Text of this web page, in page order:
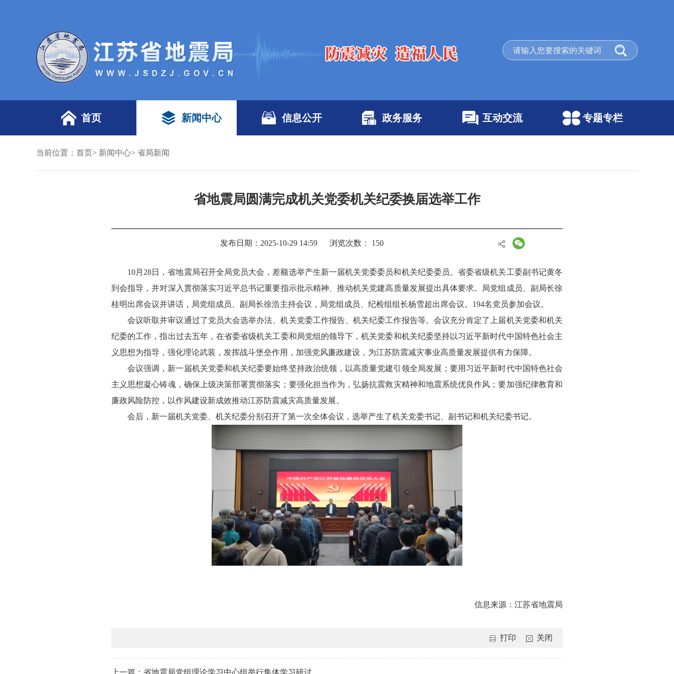
首页 新闻中心 信息公开 政务服务 互动交流 专题专栏
当前位置： 首页> 新闻中心> 省局新闻
省地震局圆满完成机关党委机关纪委换届选举工作
发布日期：2025-10-29 14:59 浏览次数： 150
10月28日，省地震局召开全局党员大会，差额选举产生新一届机关党委委员和机关纪委委员。省委省级机关工委副书记黄冬
到会指导，并对深入贯彻落实习近平总书记重要指示批示精神、推动机关党建高质量发展提出具体要求。局党组成员、副局长徐
桂明出席会议并讲话，局党组成员、副局长徐浩主持会议，局党组成员、纪检组组长杨雪超出席会议。194名党员参加会议。
会议听取并审议通过了党员大会选举办法、机关党委工作报告、机关纪委工作报告等。会议充分肯定了上届机关党委和机关
纪委的工作，指出过去五年，在省委省级机关工委和局党组的领导下，机关党委和机关纪委坚持以习近平新时代中国特色社会主
义思想为指导，强化理论武装，发挥战斗堡垒作用，加强党风廉政建设，为江苏防震减灾事业高质量发展提供有力保障。
会议强调，新一届机关党委和机关纪委要始终坚持政治统领，以高质量党建引领全局发展；要用习近平新时代中国特色社会
主义思想凝心铸魂，确保上级决策部署贯彻落实；要强化担当作为，弘扬抗震救灾精神和地震系统优良作风；要加强纪律教育和
廉政风险防控，以作风建设新成效推动江苏防震减灾高质量发展。
会后，新一届机关党委、机关纪委分别召开了第一次全体会议，选举产生了机关党委书记、副书记和机关纪委书记。
信息来源： 江苏省地震局
打印 关闭
上一篇：省地震局党组理论学习中心组举行集体学习研讨